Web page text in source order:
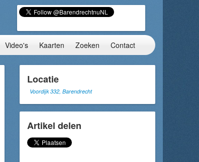
Video's Kaarten Zoeken Contact
Locatie
Voordijk 332, Barendrecht
Artikel delen